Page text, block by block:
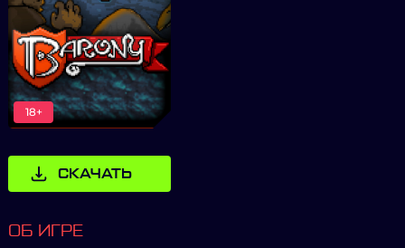
18+
СКАЧАТЬ
ОБ ИГРЕ